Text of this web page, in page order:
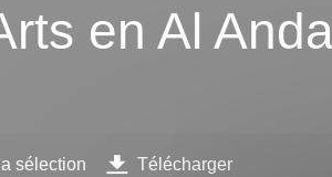
en Al
sélection Télécharger